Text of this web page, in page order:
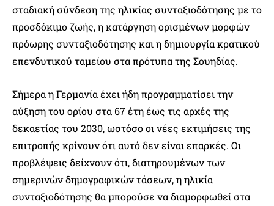
σταδιακή σύνδεση της ηλικίας συνταξιοδότησης με το
προσδόκιμο ζωής, η κατάργηση ορισμένων μορφών
πρόωρης συνταξιοδότησης και η δημιουργία κρατικού
επενδυτικού ταμείου στα πρότυπα της Σουηδίας.
Σήμερα η Γερμανία έχει ήδη προγραμματίσει την
αύξηση του ορίου στα 67 έτη έως τις αρχές της
δεκαετίας του 2030, ωστόσο οι νέες εκτιμήσεις της
επιτροπής κρίνουν ότι αυτό δεν είναι επαρκές. Οι
προβλέψεις δείχνουν ότι, διατηρουμένων των
σημερινών δημογραφικών τάσεων, η ηλικία
συνταξιοδότησης θα μπορούσε να διαμορφωθεί στα